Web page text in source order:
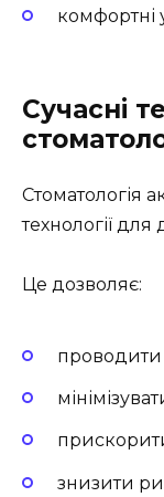
комфортні
Сучасні
Стоматологія
технології для
Це дозволяє:
проводити
знизити